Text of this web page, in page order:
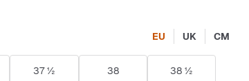
EU UK CM
37 ½ 38 38 ½